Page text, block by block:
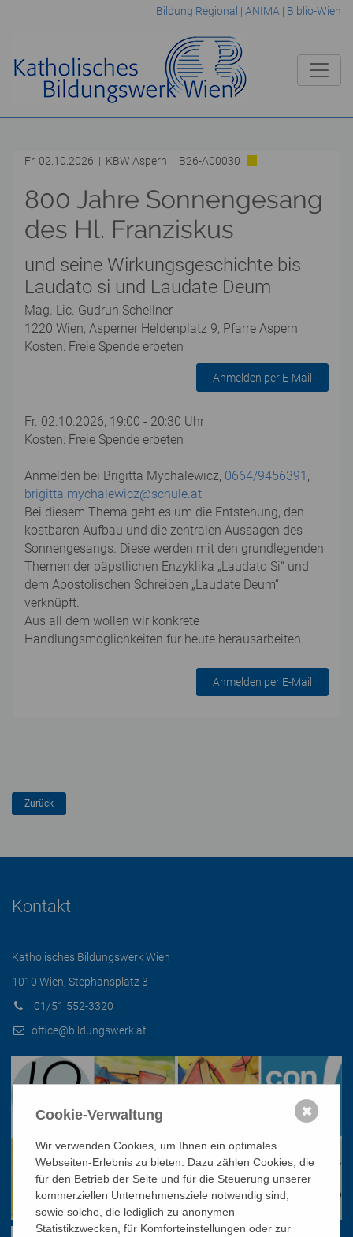
Bildung Regional | ANIMA | Biblio-Wien
Fr. 02.10.2026 | KBW Aspern | B26-A00030
800 Jahre Sonnengesang
des Hl. Franziskus
und seine Wirkungsgeschichte bis
Laudato si und Laudate Deum
Mag. Lic. Gudrun Schellner
1220 Wien, Asperner Heldenplatz 9, Pfarre Aspern
Kosten: Freie Spende erbeten
Anmelden per E-Mail
Fr. 02.10.2026, 19:00 - 20:30 Uhr
Kosten: Freie Spende erbeten
Anmelden bei Brigitta Mychalewicz, 0664/9456391 ,
brigitta.mychalewicz@schule.at
Bei diesem Thema geht es um die Entstehung, den
kostbaren Aufbau und die zentralen Aussagen des
Sonnengesangs. Diese werden mit den grundlegenden
Themen der päpstlichen Enzyklika „Laudato Si“ und
dem Apostolischen Schreiben „Laudate Deum“
verknüpft.
Aus all dem wollen wir konkrete
Handlungsmöglichkeiten für heute herausarbeiten.
Anmelden per E-Mail
Kontakt
Katholisches Bildungswerk Wien
1010 Wien, Stephansplatz 3
01/51 552-3320
office@bildungswerk.at
Cookie-Verwaltung
Wir verwenden Cookies, um Ihnen ein optimales
Webseiten-Erlebnis zu bieten. Dazu zählen Cookies, die
für den Betrieb der Seite und für die Steuerung unserer
kommerziellen Unternehmensziele notwendig sind,
sowie solche, die lediglich zu anonymen
Statistikzwecken, für Komforteinstellungen oder zur
✖